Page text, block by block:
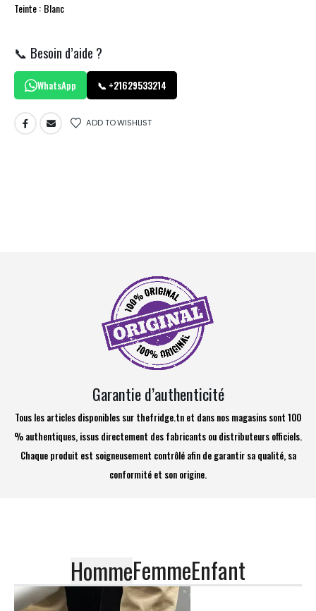
Teinte : Blanc
📞 Besoin d’aide ?
WhatsApp 📞 +21629533214
ADD TO WISHLIST
Garantie d’authenticité
Tous les articles disponibles sur thefridge.tn et dans nos magasins sont 100
% authentiques, issus directement des fabricants ou distributeurs officiels.
Chaque produit est soigneusement contrôlé afin de garantir sa qualité, sa
conformité et son origine.
HommeFemmeEnfant